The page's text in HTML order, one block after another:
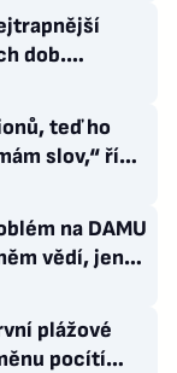
dob.
teď ho
slov,“ říká
na DAMU
vědí, jen
plážové
pocítí